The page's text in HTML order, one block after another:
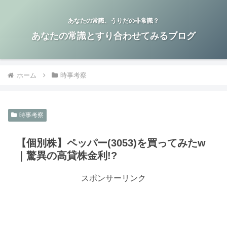
あなたの常識、うりだの非常識？
あなたの常識とすり合わせてみるブログ
ホーム 時事考察
時事考察
【個別株】ペッパー(3053)を買ってみたw
｜驚異の高貸株金利!?
スポンサーリンク